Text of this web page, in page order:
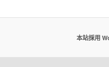
本站採用